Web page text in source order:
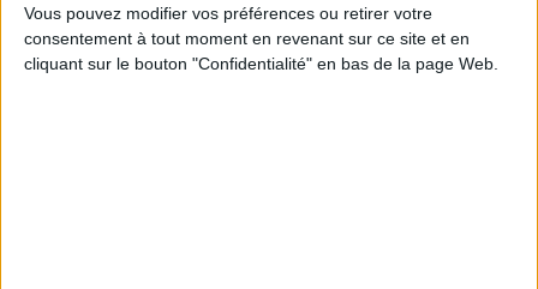
Vous pouvez modifier vos préférences ou retirer votre
consentement à tout moment en revenant sur ce site et en
cliquant sur le bouton "Confidentialité" en bas de la page Web.